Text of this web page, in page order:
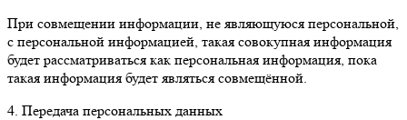
При совмещении информации, не являющуюся персональной,
с персональной информацией, такая совокупная информация
будет рассматриваться как персональная информация, пока
такая информация будет являться совмещённой.
4. Передача персональных данных